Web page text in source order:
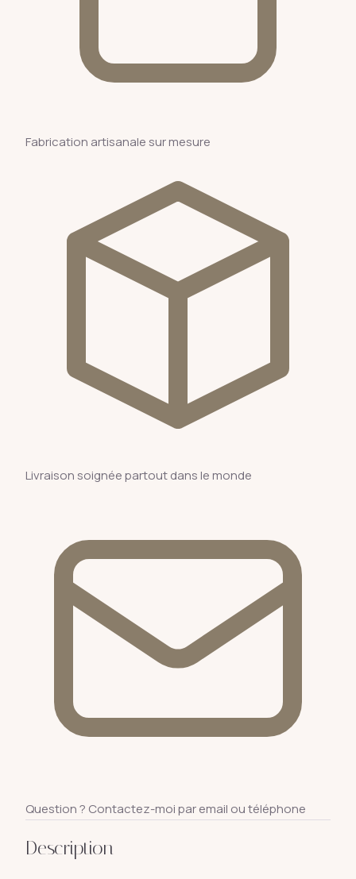
Fabrication artisanale sur mesure
Livraison soignée partout dans le monde
Question ? Contactez-moi par email ou téléphone
Description